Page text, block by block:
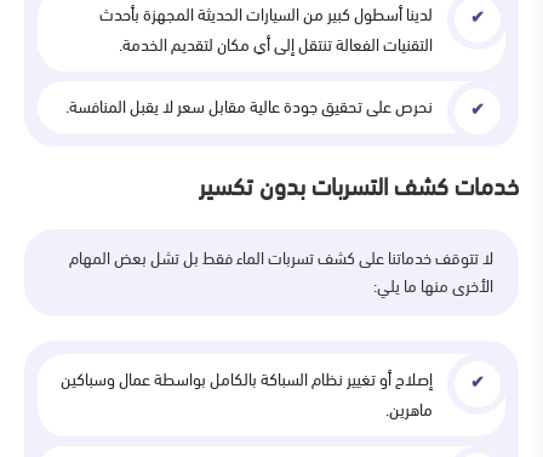
لدينا أسطول كبير من السيارات الحديثة المجهزة بأحدث
التقنيات الفعالة تنتقل إلى أي مكان لتقديم الخدمة.
نحرص على تحقيق جودة عالية مقابل سعر لا يقبل المنافسة.
خدمات كشف التسربات بدون تكسير
لا تتوقف خدماتنا على كشف تسربات الماء فقط بل تشل بعض المهام
الأخرى منها ما يلي:
إصلاح أو تغيير نظام السباكة بالكامل بواسطة عمال وسباكين
ماهرين.